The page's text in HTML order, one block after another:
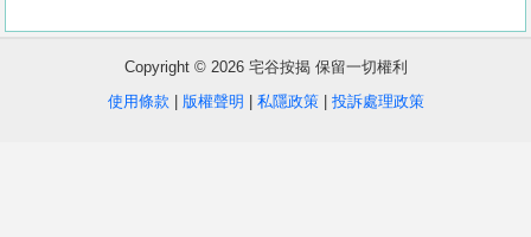
盤
Copyright © 2026 宅谷按揭 保留一切權利
使用條款
版權聲明 私隱政策| 投訴處理政策